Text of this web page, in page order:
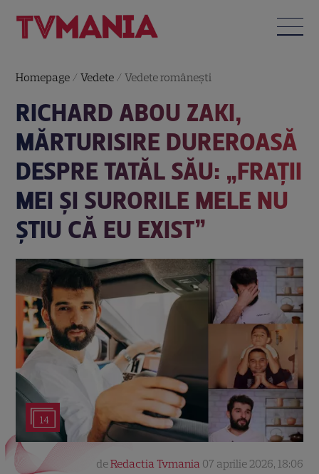
Homepage /Vedete /Vedete româneşti
RICHARD ABOU ZAKI,
MĂRTURISIRE DUREROASĂ
DESPRE TATĂL SĂU: „FRAȚII
MEI ȘI SURORILE MELE NU
ȘTIU CĂ EU EXIST”
14
deRedactia Tvmania 07 aprilie 2026, 18:06